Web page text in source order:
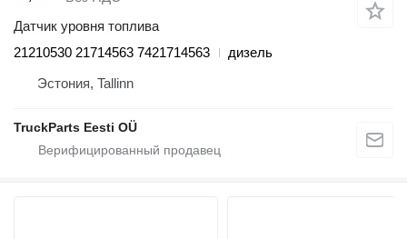
Датчик уровня топлива
21210530 21714563 7421714563
дизель
Эстония, Tallinn
TruckParts Eesti OÜ